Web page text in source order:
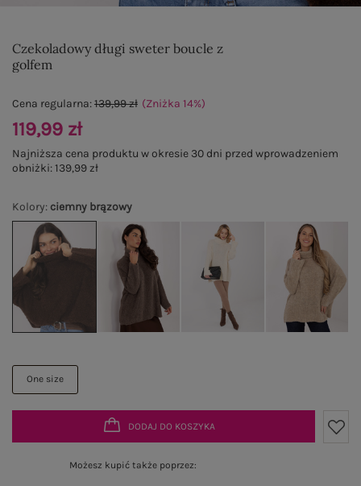
Czekoladowy długi sweter boucle z
golfem
Kolory: ciemny brązowy
One size
Cena regularna:139,99 zł (Zniżka 14%)
119,99 zł
Najniższa cena produktu w okresie 30 dni przed wprowadzeniem
obniżki:139,99 zł
DODAJ DO KOSZYKA
Możesz kupić także poprzez: